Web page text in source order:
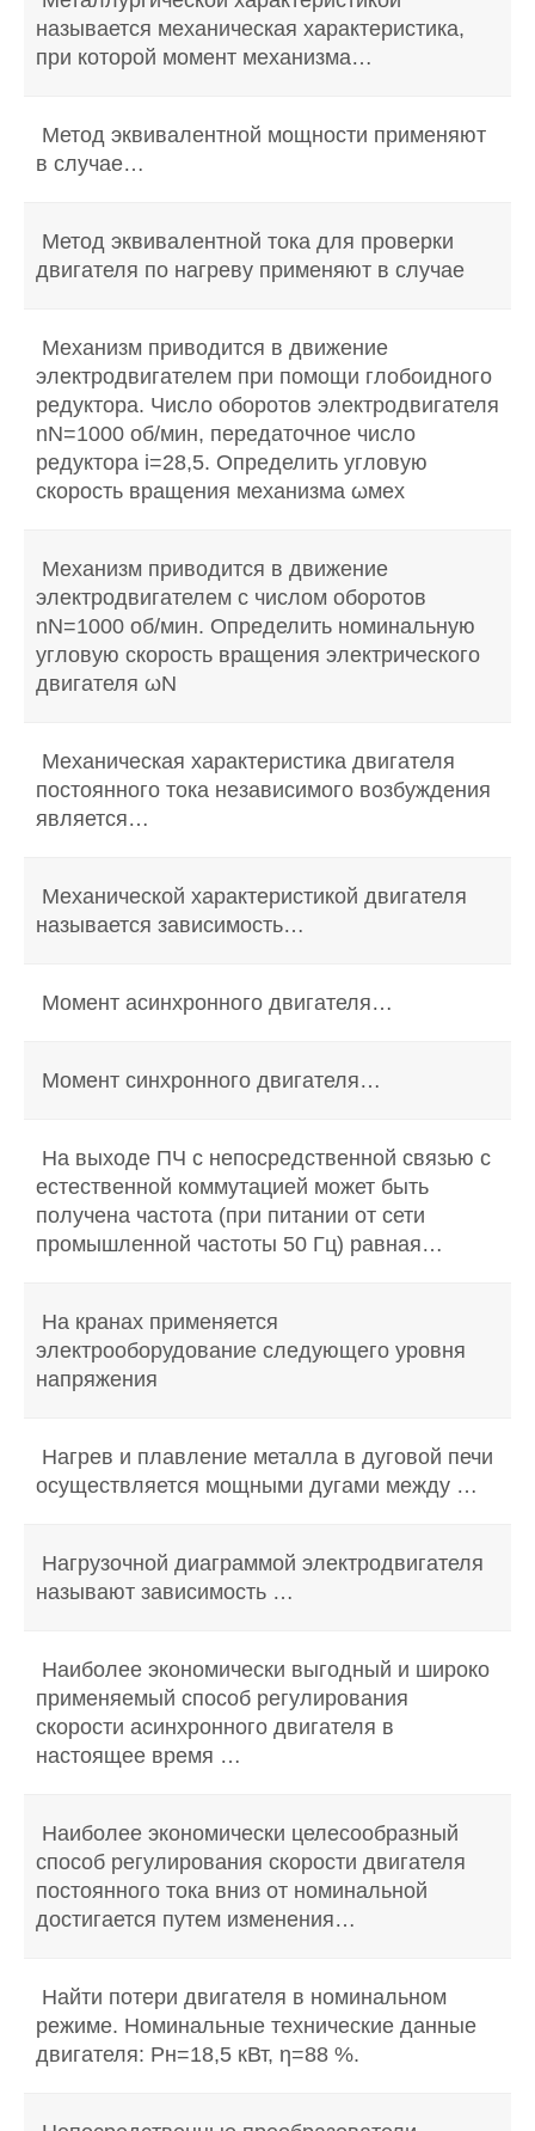
называется механическая характеристика,
при которой момент механизма…
Метод эквивалентной мощности применяют
в случае…
Метод эквивалентной тока для проверки
двигателя по нагреву применяют в случае
Механизм приводится в движение
электродвигателем при помощи глобоидного
редуктора. Число оборотов электродвигателя
nN=1000 об/мин, передаточное число
редуктора i=28,5. Определить угловую
скорость вращения механизма ωмех
Механизм приводится в движение
электродвигателем с числом оборотов
nN=1000 об/мин. Определить номинальную
угловую скорость вращения электрического
двигателя ωN
Механическая характеристика двигателя
постоянного тока независимого возбуждения
является…
Механической характеристикой двигателя
называется зависимость…
Момент асинхронного двигателя…
Момент синхронного двигателя…
На выходе ПЧ с непосредственной связью с
естественной коммутацией может быть
получена частота (при питании от сети
промышленной частоты 50 Гц) равная…
На кранах применяется
электрооборудование следующего уровня
напряжения
Нагрев и плавление металла в дуговой печи
осуществляется мощными дугами между …
Нагрузочной диаграммой электродвигателя
называют зависимость …
Наиболее экономически выгодный и широко
применяемый способ регулирования
скорости асинхронного двигателя в
настоящее время …
Наиболее экономически целесообразный
способ регулирования скорости двигателя
постоянного тока вниз от номинальной
достигается путем изменения…
Найти потери двигателя в номинальном
режиме. Номинальные технические данные
двигателя: Рн=18,5 кВт, η=88 %.